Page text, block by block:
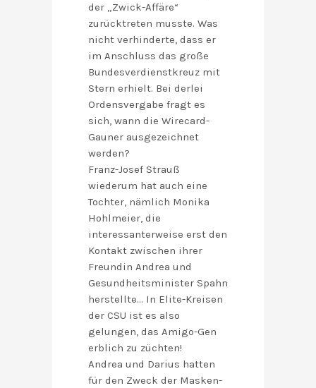
der „Zwick-Affäre“
zurücktreten musste. Was
nicht verhinderte, dass er
im Anschluss das große
Bundesverdienstkreuz mit
Stern erhielt. Bei derlei
Ordensvergabe fragt es
sich, wann die Wirecard-
Gauner ausgezeichnet
werden?
Franz-Josef Strauß
wiederum hat auch eine
Tochter, nämlich Monika
Hohlmeier, die
interessanterweise erst den
Kontakt zwischen ihrer
Freundin Andrea und
Gesundheitsminister Spahn
herstellte… In Elite-Kreisen
der CSU ist es also
gelungen, das Amigo-Gen
erblich zu züchten!
Andrea und Darius hatten
für den Zweck der Masken-